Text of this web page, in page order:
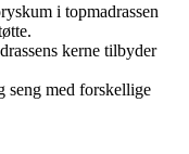
i topmadrassen
kerne tilbyder
seng med forskellige